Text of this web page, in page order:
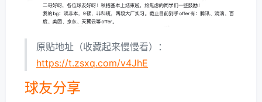
原贴地址（收藏起来慢慢看）：
https://t.zsxq.com/v4JhE
球友分享